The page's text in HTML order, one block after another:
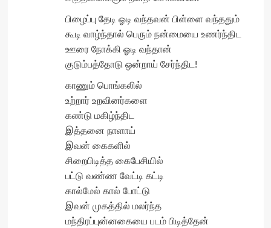
பிழைப்பு தேடி ஓடி வந்தவன் பிள்ளை வந்ததும்
கூடி வாழ்ந்தால் பெரும் நன்மையை உணர்ந்திட
ஊரை நோக்கி ஓடி வந்தான்
குடும்பத்தோடு ஒன்றாய் சேர்ந்திட!
காணும் பொங்கலில்
உற்றார் உறவினர்களை
கண்டு மகிழ்ந்திட
இத்தனை நாளாய்
இவன் கைகளில்
சிறைபிடித்த கைபேசியில்
பட்டு வண்ண வேட்டி கட்டி
கால்மேல் கால் போட்டு
இவன் முகத்தில் மலர்ந்த
மந்திரப்புன்னகையை படம் பிடித்தேன்